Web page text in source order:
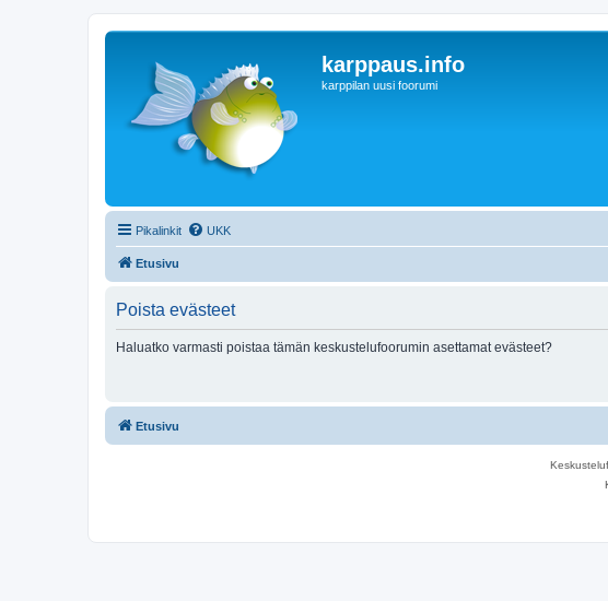
karppaus.info
karppilan uusi foorumi
Pikalinkit UKK
Etusivu
Poista evästeet
Haluatko varmasti poistaa tämän keskustelufoorumin asettamat evästeet?
Etusivu